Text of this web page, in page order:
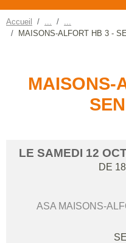
Accueil
MAISONS-ALFORT HB 3 -
MAISONS-
LE SAMEDI 12
DE
ASA MAISONS-